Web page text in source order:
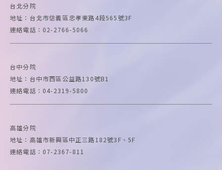
n
e
-
a
l
b
o
o
k
a
g
r
a
l
o
e
u
b
台北分院
地址：台北市信義區忠孝東路4段565號3F
連絡電話：02-2766-5066
台中分院
地址：台中市西區公益路130號B1
連絡電話：04-2319-5800
高雄分院
地址：高雄市新興區中正三路182號3F、5F
連絡電話：07-2367-811